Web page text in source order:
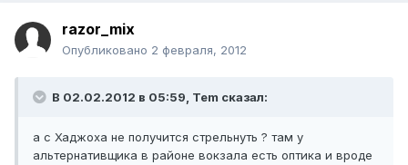
razor_mix
Опубликовано 2 февраля, 2012
В 02.02.2012 в 05:59, Tem сказал:
а с Хаджоха не получится стрельнуть ? там у
альтернативщика в районе вокзала есть оптика и вроде